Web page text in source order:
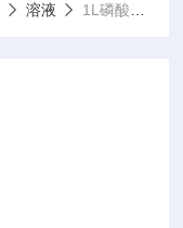
溶液 1L磷酸缓冲盐粉剂（不含钙镁）